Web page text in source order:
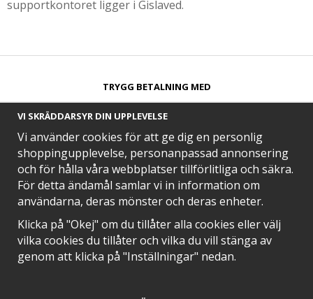
supportkontoret ligger i Gislaved.
TRYGG BETALNING MED​
SNABB LEVERANS MED
EN DEL AV
VI SKRÄDDARSYR DIN UPPLEVELSE
Vi använder cookies för att ge dig en personlig
shoppingupplevelse, personanpassad annonsering
och för hålla våra webbplatser tillförlitliga och säkra.
För detta ändamål samlar vi in information om
användarna, deras mönster och deras enheter.
Klicka på "Okej" om du tillåter alla cookies eller välj
vilka cookies du tillåter och vilka du vill stänga av
genom att klicka på "Inställningar" nedan.